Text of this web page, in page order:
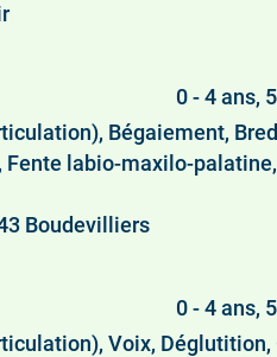
0 - 4 ans,
Bégaiement,
labio-maxilo-
Boudevilliers
0 - 4 ans,
Voix,